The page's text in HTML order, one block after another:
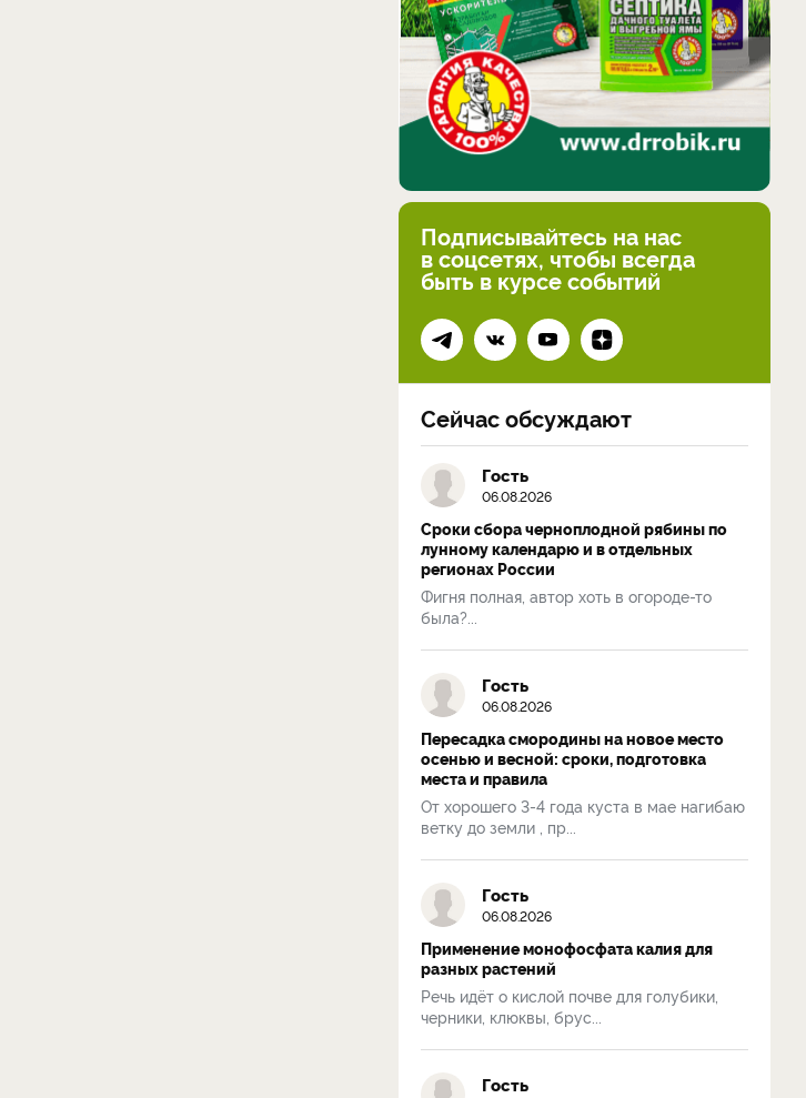
Подписывайтесь на нас
в соцсетях, чтобы всегда
быть в курсе событий
Сейчас обсуждают
Гость
06.08.2026
Сроки сбора черноплодной рябины по
лунному календарю и в отдельных
регионах России
Фигня полная, автор хоть в огороде-то
была?...
Гость
06.08.2026
Пересадка смородины на новое место
осенью и весной: сроки, подготовка
места и правила
От хорошего 3-4 года куста в мае нагибаю
ветку до земли , пр...
Гость
06.08.2026
Применение монофосфата калия для
разных растений
Речь идёт о кислой почве для голубики,
черники, клюквы, брус...
Гость